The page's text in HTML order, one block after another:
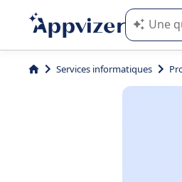
L'IA de
Services informatiques